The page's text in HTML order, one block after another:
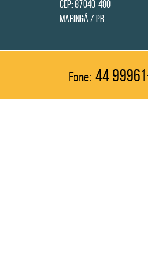
CEP: 87040-480
Maringá / PR
Fone: 44